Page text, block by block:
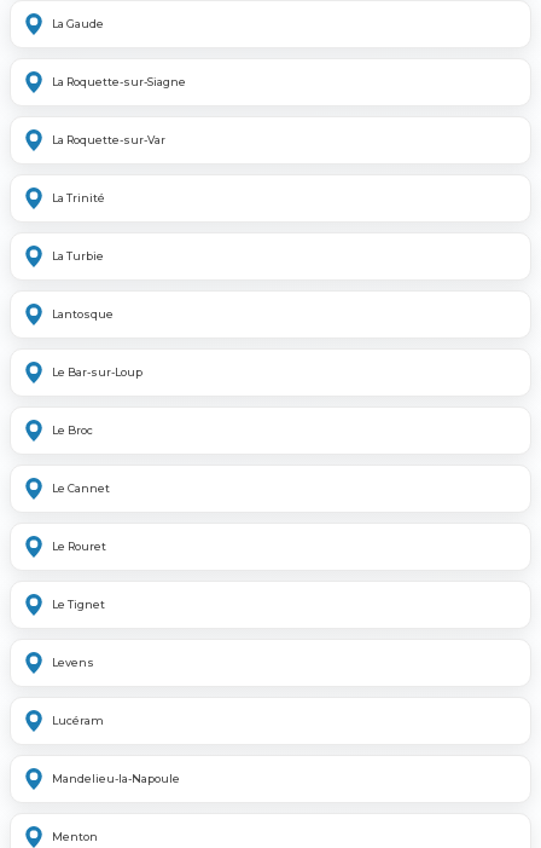
La Gaude
La Roquette-sur-Siagne
La Roquette-sur-Var
La Trinité
La Turbie
Lantosque
Le Bar-sur-Loup
Le Broc
Le Cannet
Le Rouret
Le Tignet
Levens
Lucéram
Mandelieu-la-Napoule
Menton